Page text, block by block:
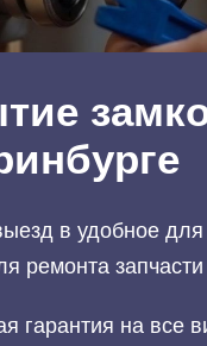
в удобное
ремонта запчасти
гарантия на все